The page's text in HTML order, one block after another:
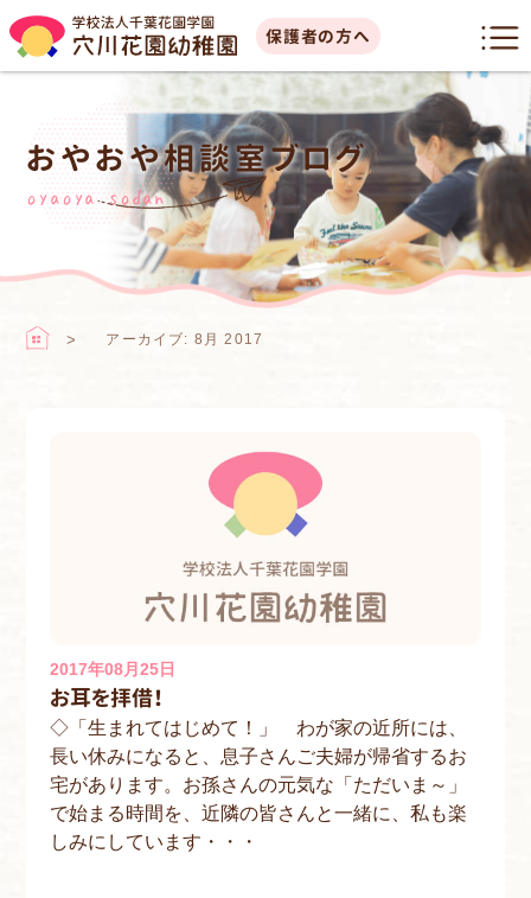
保護者の方へ
おやおや相談室ブログ
oyaoya sodan
アーカイブ: 8月 2017
2017年08月25日
お耳を拝借！
◇「生まれてはじめて！」 わが家の近所には、
長い休みになると、息子さんご夫婦が帰省するお
宅があります。お孫さんの元気な「ただいま～」
で始まる時間を、近隣の皆さんと一緒に、私も楽
しみにしています・・・